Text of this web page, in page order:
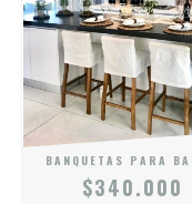
BANQUETAS PARA
$340.000